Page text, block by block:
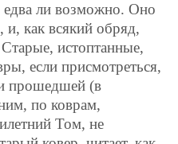
ли возможно. Оно
и, как всякий обряд,
истоптанные,
если присмотреться,
прошедшей (в
по коврам,
Том, не